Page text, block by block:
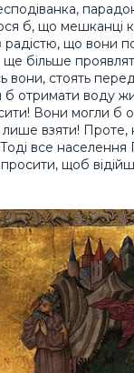
б, що мешканці
радістю, що вони
ще більше
вони, стоять
отримати воду
Вони могли б
взяти! Проте,
все населення
щоб